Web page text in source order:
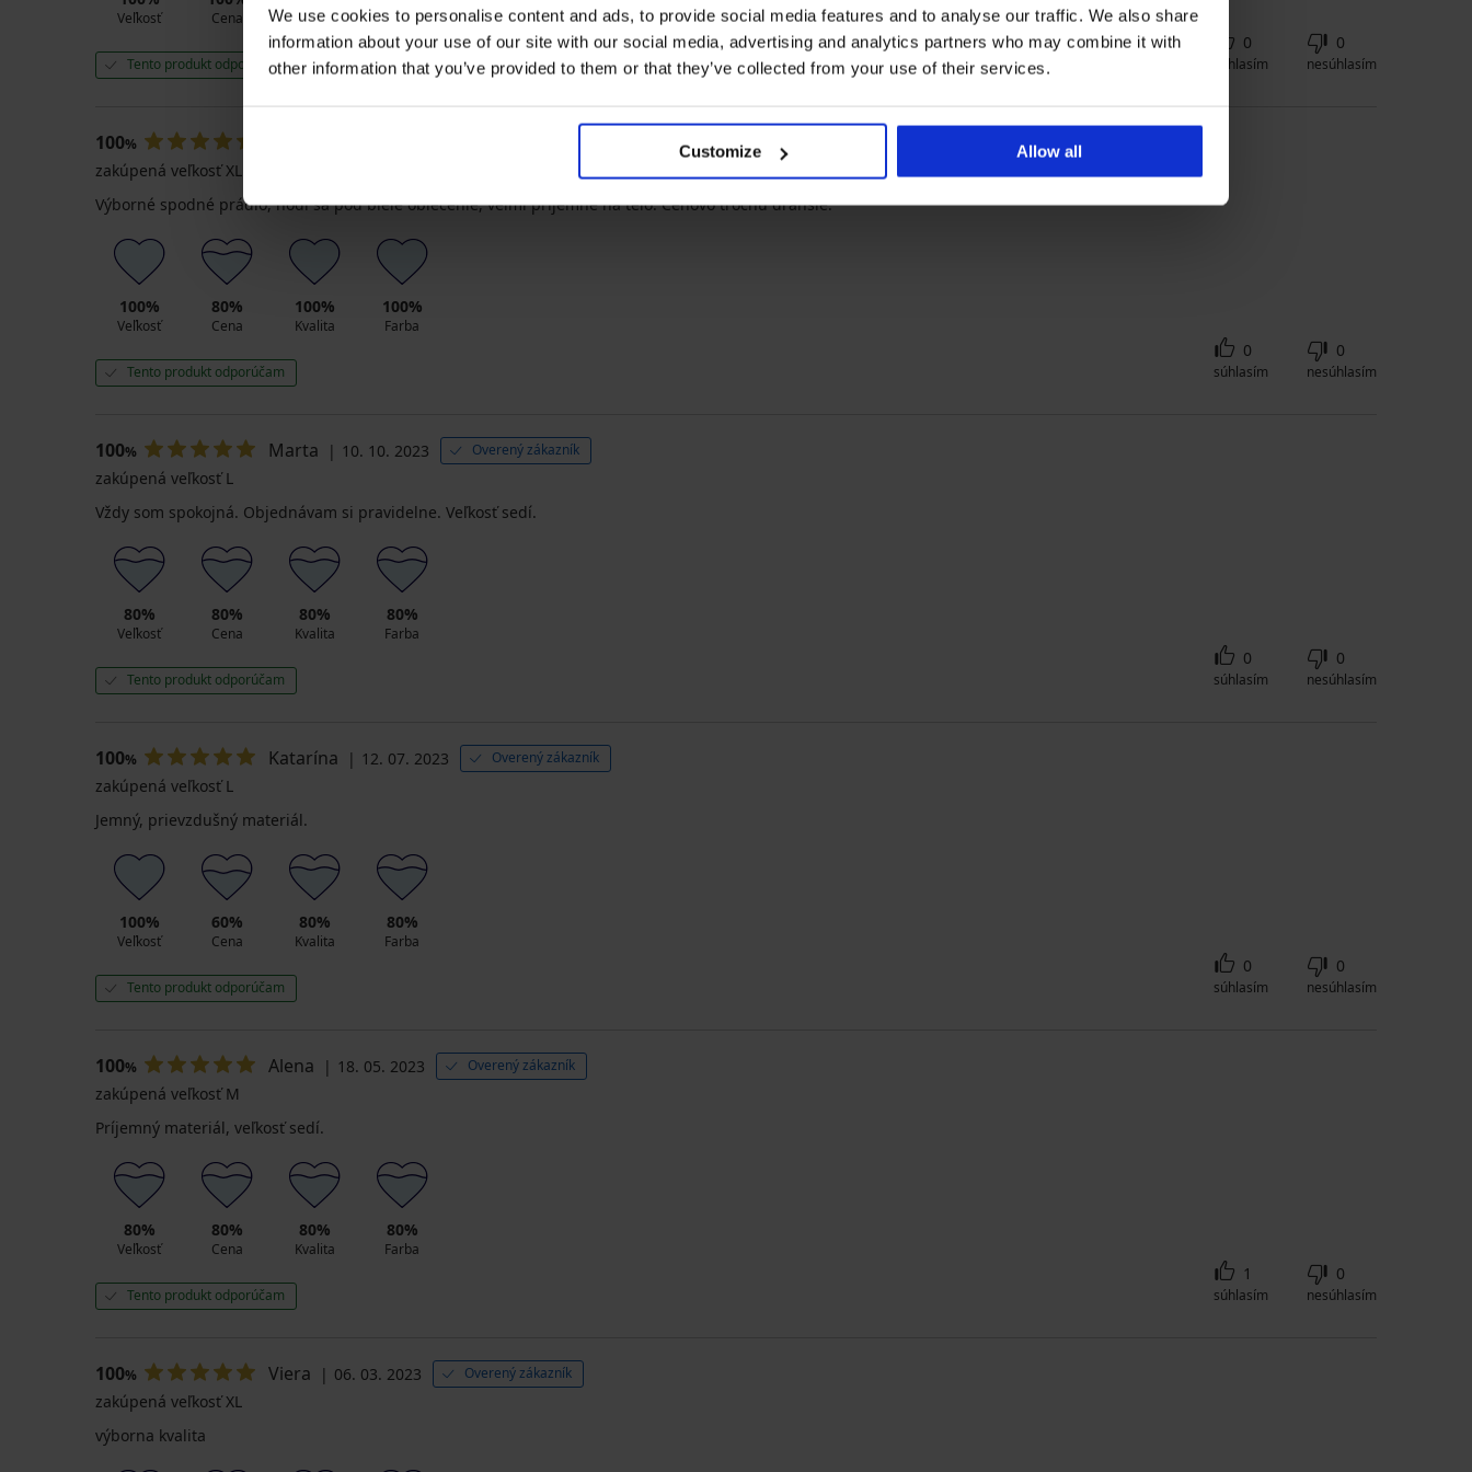
We use cookies to personalise content and ads, to provide social media features and to analyse our traffic. We also share
information about your use of our site with our social media, advertising and analytics partners who may combine it with
other information that you’ve provided to them or that they’ve collected from your use of their services.
Customize Allow all
Veľkosť Cena Kvalita Farba
Tento produkt odporúčam
0
súhlasím
0
nesúhlasím
100%
zakúpená veľkosť XL
Výborné spodné prádlo, hodí sa pod biele oblečenie, veľmi príjemné na telo. Cenovo trochu drahšie.
100%
Veľkosť
80%
Cena
100%
Kvalita
100%
Farba
Tento produkt odporúčam
0
súhlasím
0
nesúhlasím
100% Marta 10. 10. 2023 Overený zákazník
zakúpená veľkosť L
Vždy som spokojná. Objednávam si pravidelne. Veľkosť sedí.
80%
Veľkosť
80%
Cena
80%
Kvalita
80%
Farba
Tento produkt odporúčam
0
súhlasím
0
nesúhlasím
100% Katarína 12. 07. 2023 Overený zákazník
zakúpená veľkosť L
Jemný, prievzdušný materiál.
100%
Veľkosť
60%
Cena
80%
Kvalita
80%
Farba
Tento produkt odporúčam
0
súhlasím
0
nesúhlasím
100% Alena 18. 05. 2023 Overený zákazník
zakúpená veľkosť M
Príjemný materiál, veľkosť sedí.
80%
Veľkosť
80%
Cena
80%
Kvalita
80%
Farba
Tento produkt odporúčam
1
súhlasím
0
nesúhlasím
100% Viera 06. 03. 2023 Overený zákazník
zakúpená veľkosť XL
výborna kvalita